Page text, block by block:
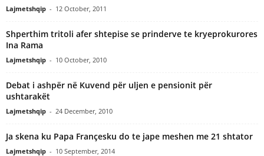
Lajmetshqip - 12 October, 2011
Shperthim tritoli afer shtepise se prinderve te kryeprokurores
Ina Rama
Lajmetshqip - 10 October, 2010
Debat i ashpër në Kuvend për uljen e pensionit për
ushtarakët
Lajmetshqip - 24 December, 2010
Ja skena ku Papa Françesku do te jape meshen me 21 shtator
Lajmetshqip - 10 September, 2014